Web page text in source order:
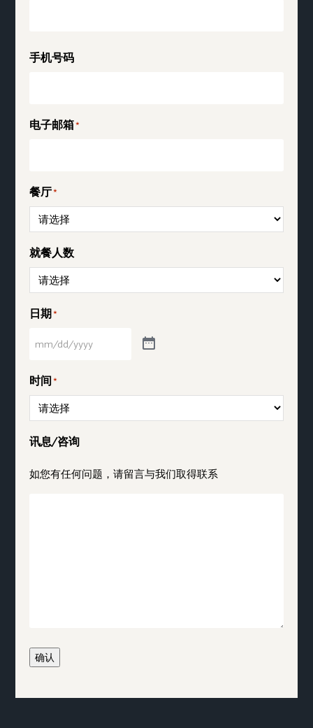
手机号码
电子邮箱*
餐厅*
就餐人数
日期*
时间 *
讯息/咨询
如您有任何问题，请留言与我们取得联系
确认